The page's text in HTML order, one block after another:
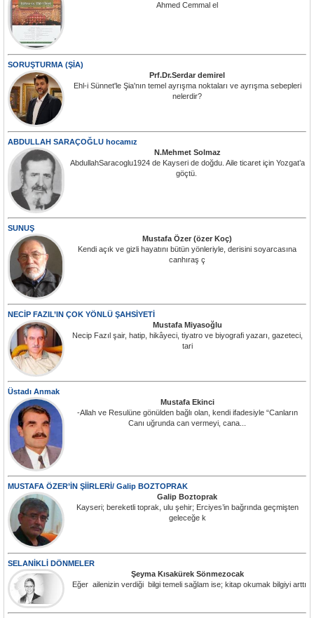
Ahmed Cemmal el
SORUŞTURMA (ŞİA)
Prf.Dr.Serdar demirel
Ehl-i Sünnet'le Şia'nın temel ayrışma noktaları ve ayrışma sebepleri
nelerdir?
ABDULLAH SARAÇOĞLU hocamız
N.Mehmet Solmaz
AbdullahSaracoglu1924 de Kayseri de doğdu. Aile ticaret için Yozgat’a
göçtü.
SUNUŞ
Mustafa Özer (özer Koç)
Kendi açık ve gizli hayatını bütün yönleriyle, derisini soyarcasına
canhıraş ç
NECİP FAZIL’IN ÇOK YÖNLÜ ŞAHSİYETİ
Mustafa Miyasoğlu
Necip Fazıl şair, hatip, hikâyeci, tiyatro ve biyografi yazarı, gazeteci,
tari
Üstadı Anmak
Mustafa Ekinci
-Allah ve Resulüne gönülden bağlı olan, kendi ifadesiyle “Canların
Canı uğrunda can vermeyi, cana...
MUSTAFA ÖZER’İN ŞİİRLERİ/ Galip BOZTOPRAK
Galip Boztoprak
Kayseri; bereketli toprak, ulu şehir; Erciyes’in bağrında geçmişten
geleceğe k
SELANİKLİ DÖNMELER
Şeyma Kısakürek Sönmezocak
Eğer ailenizin verdiği bilgi temeli sağlam ise; kitap okumak bilgiyi arttı